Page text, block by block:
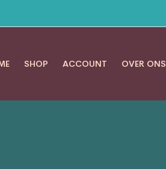
SHOP ACCOUNT OVER ONS